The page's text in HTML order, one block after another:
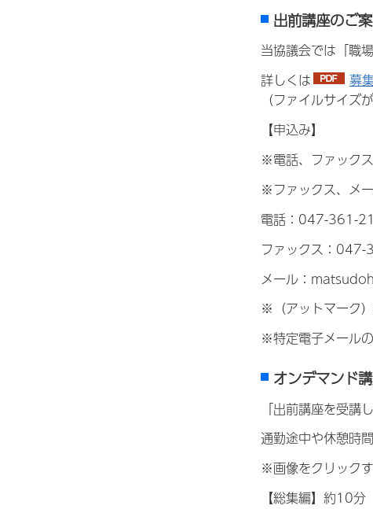
出前講座のご
当協議会では「職
詳しくは
募
（ファイルサイズ
【申込み】
※電話、ファック
※ファックス、メ
電話：047-361-
ファックス：
メール：
※（アットマーク
※特定電子メール
オンデマンド
「出前講座を受
通勤途中や休憩時
※画像をクリック
【総集編】約10分